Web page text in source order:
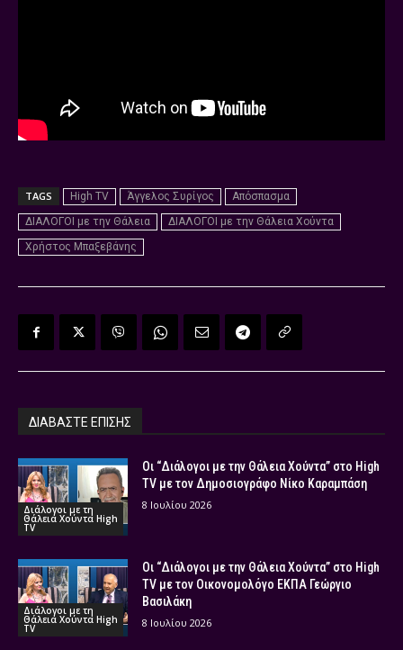
TAGS High TV Άγγελος Συρίγος
Απόσπασμα
ΔΙΑΛΟΓΟΙ με την Θάλεια
ΔΙΑΛΟΓΟΙ με την Θάλεια Χούντα
Χρήστος Μπαξεβάνης
ΔΙΑΒΑΣΤΕ ΕΠΙΣΗΣ
Διάλογοι με τη
Θάλεια Χούντα High
TV
Οι “Διάλογοι με την Θάλεια Χούντα” στο High
TV με τον Δημοσιογράφο Νίκο Καραμπάση
8 Ιουλίου 2026
Διάλογοι με τη
Θάλεια Χούντα High
TV
Οι “Διάλογοι με την Θάλεια Χούντα” στο High
TV με τον Οικονομολόγο ΕΚΠΑ Γεώργιο
Βασιλάκη
8 Ιουλίου 2026